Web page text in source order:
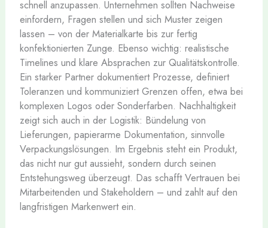
schnell anzupassen. Unternehmen sollten Nachweise
einfordern, Fragen stellen und sich Muster zeigen
lassen – von der Materialkarte bis zur fertig
konfektionierten Zunge. Ebenso wichtig: realistische
Timelines und klare Absprachen zur Qualitätskontrolle.
Ein starker Partner dokumentiert Prozesse, definiert
Toleranzen und kommuniziert Grenzen offen, etwa bei
komplexen Logos oder Sonderfarben. Nachhaltigkeit
zeigt sich auch in der Logistik: Bündelung von
Lieferungen, papierarme Dokumentation, sinnvolle
Verpackungslösungen. Im Ergebnis steht ein Produkt,
das nicht nur gut aussieht, sondern durch seinen
Entstehungsweg überzeugt. Das schafft Vertrauen bei
Mitarbeitenden und Stakeholdern – und zahlt auf den
langfristigen Markenwert ein.